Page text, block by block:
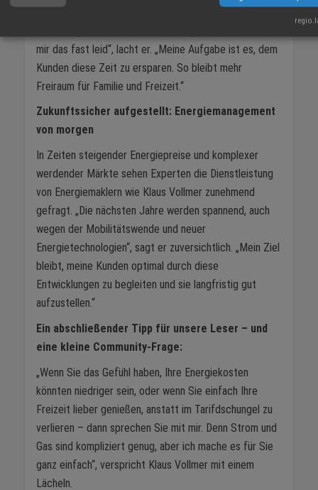
mir das fast leid“, lacht er. „Meine Aufgabe ist es, dem
Kunden diese Zeit zu ersparen. So bleibt mehr
Freiraum für Familie und Freizeit.“
Zukunftssicher aufgestellt: Energiemanagement
von morgen
In Zeiten steigender Energiepreise und komplexer
werdender Märkte sehen Experten die Dienstleistung
von Energiemaklern wie Klaus Vollmer zunehmend
gefragt. „Die nächsten Jahre werden spannend, auch
wegen der Mobilitätswende und neuer
Energietechnologien“, sagt er zuversichtlich. „Mein Ziel
bleibt, meine Kunden optimal durch diese
Entwicklungen zu begleiten und sie langfristig gut
aufzustellen.“
Ein abschließender Tipp für unsere Leser – und
eine kleine Community-Frage:
„Wenn Sie das Gefühl haben, Ihre Energiekosten
könnten niedriger sein, oder wenn Sie einfach Ihre
Freizeit lieber genießen, anstatt im Tarifdschungel zu
verlieren – dann sprechen Sie mit mir. Denn Strom und
Gas sind kompliziert genug, aber ich mache es für Sie
ganz einfach“, verspricht Klaus Vollmer mit einem
Lächeln.